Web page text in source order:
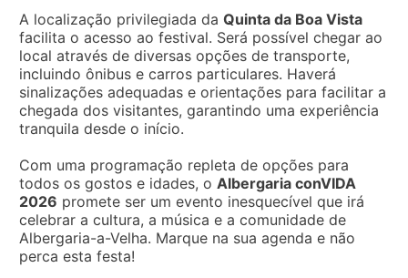
A localização privilegiada da Quinta da Boa Vista
facilita o acesso ao festival. Será possível chegar ao
local através de diversas opções de transporte,
incluindo ônibus e carros particulares. Haverá
sinalizações adequadas e orientações para facilitar a
chegada dos visitantes, garantindo uma experiência
tranquila desde o início.
Com uma programação repleta de opções para
todos os gostos e idades, o Albergaria conVIDA
2026 promete ser um evento inesquecível que irá
celebrar a cultura, a música e a comunidade de
Albergaria-a-Velha. Marque na sua agenda e não
perca esta festa!